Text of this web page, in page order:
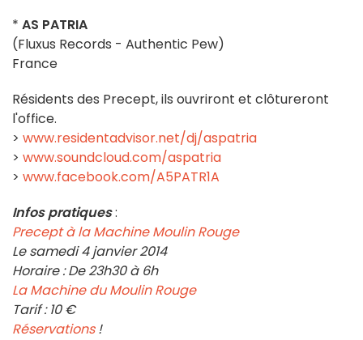
* AS PATRIA
(Fluxus Records - Authentic Pew)
France
Résidents des Precept, ils ouvriront et clôtureront
l'office.
> www.residentadvisor.net/dj/aspatria
> www.soundcloud.com/aspatria
> www.facebook.com/A5PATR1A
Infos pratiques:
Precept à la Machine Moulin Rouge
Le samedi 4 janvier 2014
Horaire : De 23h30 à 6h
La Machine du Moulin Rouge
Tarif : 10 €
Réservations!